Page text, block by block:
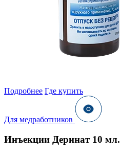
Подробнее Где купить
Для медработников
Инъекции Деринат 10 мл.